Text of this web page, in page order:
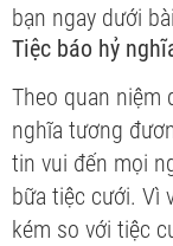
bạn ngay dưới
Tiệc báo hỷ
Theo quan niệm
nghĩa tương
tin vui đến mọi
bữa tiệc cưới. Vì
kém so với tiệc